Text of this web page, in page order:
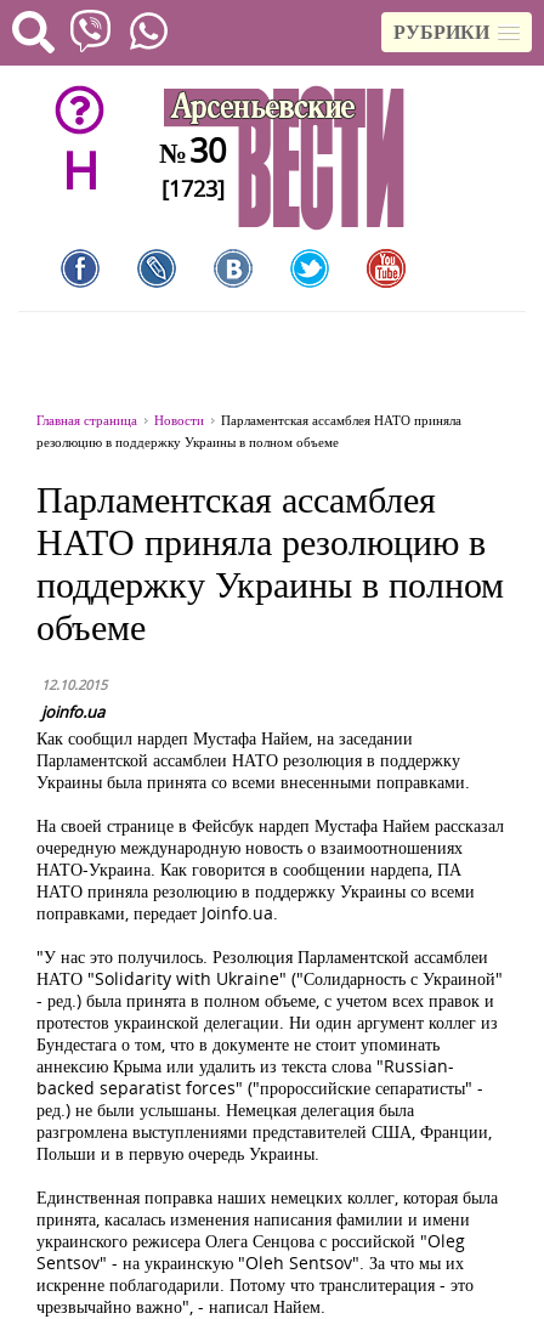
РУБРИКИ
H №30
[1723]
Главная страница Новости
Парламентская ассамблея НАТО приняла
резолюцию в поддержку Украины в полном объеме
Парламентская ассамблея
НАТО приняла резолюцию в
поддержку Украины в полном
объеме
12.10.2015
joinfo.ua
Как сообщил нардеп Мустафа Найем, на заседании
Парламентской ассамблеи НАТО резолюция в поддержку
Украины была принята со всеми внесенными поправками.
На своей странице в Фейсбук нардеп Мустафа Найем рассказал
очередную международную новость о взаимоотношениях
НАТО-Украина. Как говорится в сообщении нардепа, ПА
НАТО приняла резолюцию в поддержку Украины со всеми
поправками, передает Joinfo.ua.
"У нас это получилось. Резолюция Парламентской ассамблеи
НАТО "Solidarity with Ukraine" ("Солидарность с Украиной"
- ред.) была принята в полном объеме, с учетом всех правок и
протестов украинской делегации. Ни один аргумент коллег из
Бундестага о том, что в документе не стоит упоминать
аннексию Крыма или удалить из текста слова "Russian-
backed separatist forces" ("пророссийские сепаратисты" -
ред.) не были услышаны. Немецкая делегация была
разгромлена выступлениями представителей США, Франции,
Польши и в первую очередь Украины.
Единственная поправка наших немецких коллег, которая была
принята, касалась изменения написания фамилии и имени
украинского режисера Олега Сенцова с российской "Oleg
Sentsov" - на украинскую "Oleh Sentsov". За что мы их
искренне поблагодарили. Потому что транслитерация - это
чрезвычайно важно", - написал Найем.